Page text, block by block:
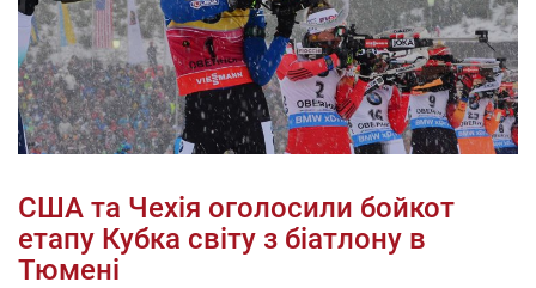
США та Чехія оголосили бойкот
етапу Кубка світу з біатлону в
Тюмені